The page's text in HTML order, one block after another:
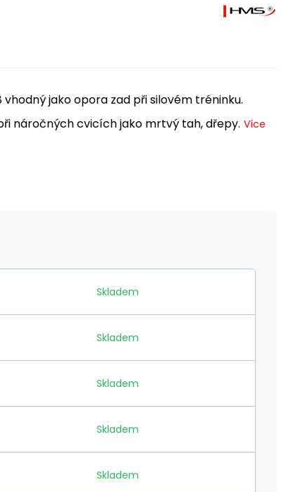
jako opora zad při silovém tréninku.
náročných cvicích jako mrtvý tah, dřepy. Více
Skladem
Skladem
Skladem
Skladem
Skladem